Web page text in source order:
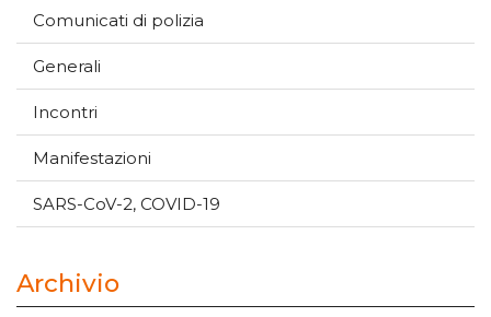
Comunicati di polizia
Generali
Incontri
Manifestazioni
SARS-CoV-2, COVID-19
Archivio